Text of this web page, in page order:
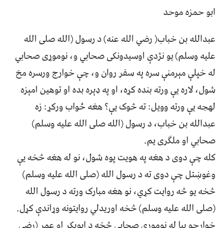
ابو حمزه موحد
عبدالله بن خباب( رضي الله عنه) د رسول (الله صلى الله
عليه وسلم) يو نژدې اوسيدونکى صحابي و، نوموړى صحابي
له خپلې مېرمنې سره په سفر روان و، چې خوارج ورسره مخ
شول، لاره يې ورته بنده کړه، او په ډېره بده او توهین امېزه
لهجه يې ورته وويل: ته څوک يې؟ هغه ځواب ورکړ: زه
عبدالله بن خباب، د رسول (الله صلی الله علیه وسلم)
صحابي او ملګرى یم.
کله چې دوی د هغه په ​​هویت پوه شول، نو له هغه څخه یې
وغوښتل چې دوی ته د رسول الله (صلی الله علیه وسلم)
څخه یو څه روایت کړي، نو هغه مبارک ورته د رسول الله
(صلی الله علیه وسلم) څخه اوريدلي روايتونه وړاندې کړل.